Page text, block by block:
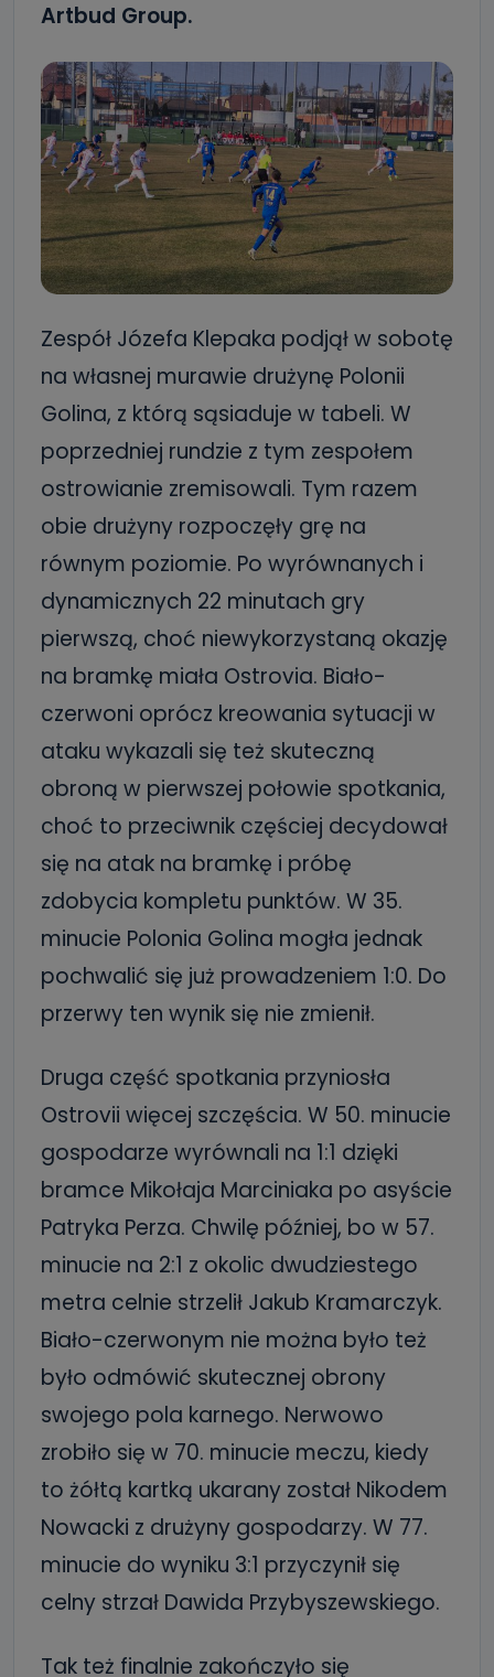
Artbud Group.
Zespół Józefa Klepaka podjął w sobotę
na własnej murawie drużynę Polonii
Golina, z którą sąsiaduje w tabeli. W
poprzedniej rundzie z tym zespołem
ostrowianie zremisowali. Tym razem
obie drużyny rozpoczęły grę na
równym poziomie. Po wyrównanych i
dynamicznych 22 minutach gry
pierwszą, choć niewykorzystaną okazję
na bramkę miała Ostrovia. Biało-
czerwoni oprócz kreowania sytuacji w
ataku wykazali się też skuteczną
obroną w pierwszej połowie spotkania,
choć to przeciwnik częściej decydował
się na atak na bramkę i próbę
zdobycia kompletu punktów. W 35.
minucie Polonia Golina mogła jednak
pochwalić się już prowadzeniem 1:0. Do
przerwy ten wynik się nie zmienił.
Druga część spotkania przyniosła
Ostrovii więcej szczęścia. W 50. minucie
gospodarze wyrównali na 1:1 dzięki
bramce Mikołaja Marciniaka po asyście
Patryka Perza. Chwilę później, bo w 57.
minucie na 2:1 z okolic dwudziestego
metra celnie strzelił Jakub Kramarczyk.
Biało-czerwonym nie można było też
było odmówić skutecznej obrony
swojego pola karnego. Nerwowo
zrobiło się w 70. minucie meczu, kiedy
to żółtą kartką ukarany został Nikodem
Nowacki z drużyny gospodarzy. W 77.
minucie do wyniku 3:1 przyczynił się
celny strzał Dawida Przybyszewskiego.
Tak też finalnie zakończyło się